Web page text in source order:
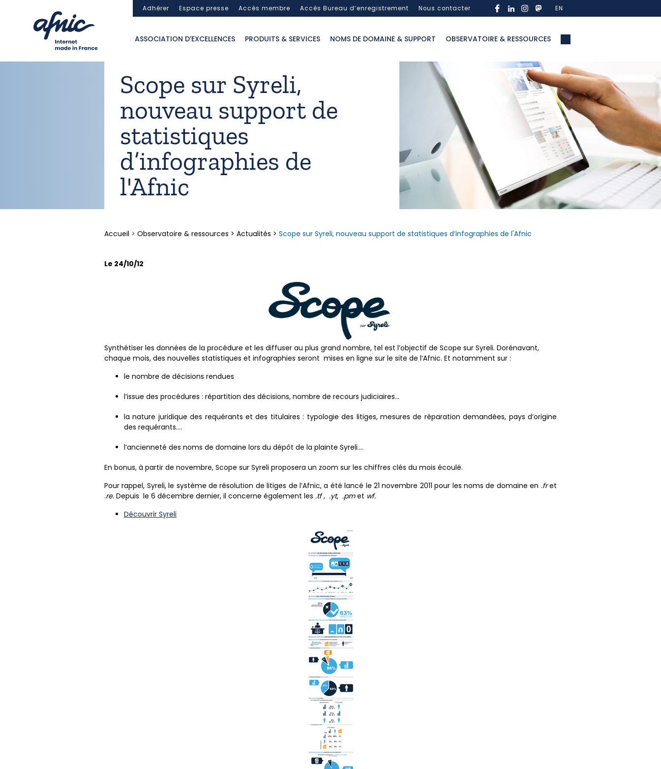
Adhérer Espace presse Accès membre Accès Bureau d’enregistrement Nous contacter EN
ASSOCIATION D’EXCELLENCES PRODUITS & SERVICES NOMS DE DOMAINE & SUPPORT OBSERVATOIRE & RESSOURCES
Scope sur Syreli,
nouveau support de
statistiques
d’infographies de
l'Afnic
Accueil > Observatoire & ressources > Actualités > Scope sur Syreli, nouveau support de statistiques d’infographies de l'Afnic
Le 24/10/12
Synthétiser les données de la procédure et les diffuser au plus grand nombre, tel est l’objectif de Scope sur Syreli. Dorénavant,
chaque mois, des nouvelles statistiques et infographies seront mises en ligne sur le site de l’Afnic. Et notamment sur :
le nombre de décisions rendues
l’issue des procédures : répartition des décisions, nombre de recours judiciaires…
la nature juridique des requérants et des titulaires : typologie des litiges, mesures de réparation demandées, pays d’origine
des requérants….
l’ancienneté des noms de domaine lors du dépôt de la plainte Syreli….
En bonus, à partir de novembre, Scope sur Syreli proposera un zoom sur les chiffres clés du mois écoulé.
Pour rappel, Syreli, le système de résolution de litiges de l’Afnic, a été lancé le 21 novembre 2011 pour les noms de domaine en .fret
.re. Depuis le 6 décembre dernier, il concerne également les .tf, .yt, .pmet wf.
Découvrir Syreli